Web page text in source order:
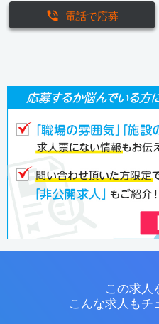
電話で応募
この求人
こんな求人もチ